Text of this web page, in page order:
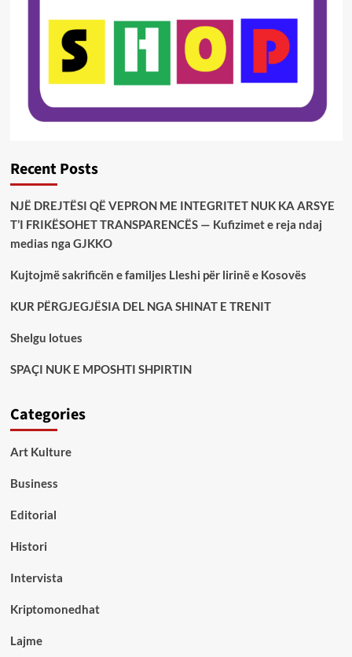
Recent Posts
NJË DREJTËSI QË VEPRON ME INTEGRITET NUK KA ARSYE
T’I FRIKËSOHET TRANSPARENCËS — Kufizimet e reja ndaj
medias nga GJKKO
Kujtojmë sakrificën e familjes Lleshi për lirinë e Kosovës
KUR PËRGJEGJËSIA DEL NGA SHINAT E TRENIT
Shelgu lotues
SPAÇI NUK E MPOSHTI SHPIRTIN
Categories
Art Kulture
Business
Editorial
Histori
Intervista
Kriptomonedhat
Lajme